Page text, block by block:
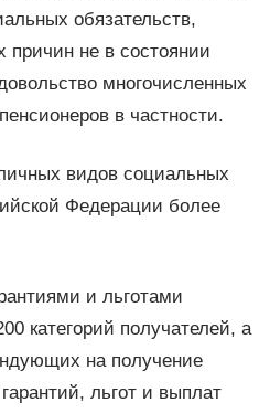
обязательств,
причин не в состоянии
многочисленных
в частности.
видов социальных
Федерации более
и льготами
категорий получателей, а
на получение
льгот и выплат